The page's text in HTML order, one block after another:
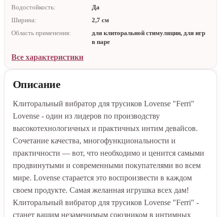
Водостойкость:
Да
Ширина:
2,7 см
Область применения:
для клиторальной стимуляции, для игр
в паре
Все характеристики
Описание
Клиторальный вибратор для трусиков Lovense "Ferri"
Lovense - один из лидеров по производству
высокотехнологичных и практичных интим девайсов.
Сочетание качества, многофункциональности и
практичности — вот, что необходимо и ценится самыми
продвинутыми и современными покупателями во всем
мире. Lovense старается это воспроизвести в каждом
своем продукте. Самая желанная игрушка всех дам!
Клиторальный вибратор для трусиков Lovense "Ferri" -
станет вашим незаменимым союзником в интимных